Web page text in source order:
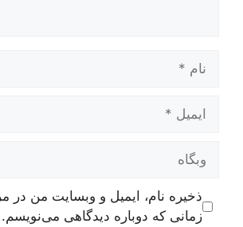
ایمیل
وبگاه
ذخیره نام، ایمیل و وبسایت من در
زمانی که دوباره دیدگاهی می‌نویسم.